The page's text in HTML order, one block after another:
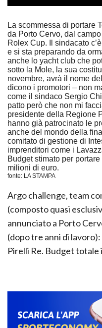
La scommessa di portare
da Porto Cervo, dal
Rolex Cup. Il sindacato
e si sta preparando da
anche lo yacht club che
sotto la Mole, la sua
novembre, avrà il nome
dicono i promotori – non
come il sindaco Sergio
patto però che non mi
presidente della Regione
hanno già patrocinato le
anche del mondo della
comitato di gestione di
imprenditori come i
Budget stimato per
milioni di euro.
fonte: LA STAMPA
Argo challenge, team
(composto quasi
annunciato a Porto
(dopo tre anni di
Pirelli Re. Budget totale